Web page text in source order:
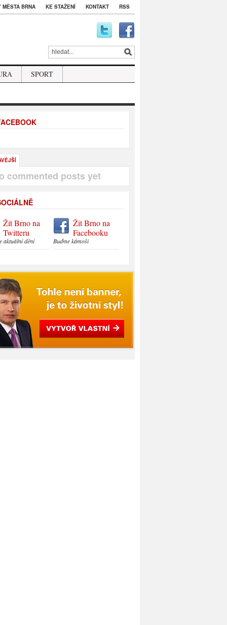
MĚSTA BRNA KE STAŽENÍ KONTAKT RSS
SPORT
commented posts yet
Žít Brno na
Twitteru
aktuální dění
Žít Brno na
Facebooku
Buďme kámoši